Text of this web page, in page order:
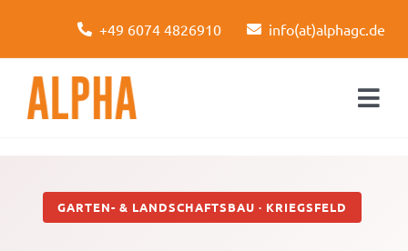
content
+49 6074 4826910 info(at)alphagc.de
Leistungen
GARTEN- & LANDSCHAFTSBAU · KRIEGSFELD